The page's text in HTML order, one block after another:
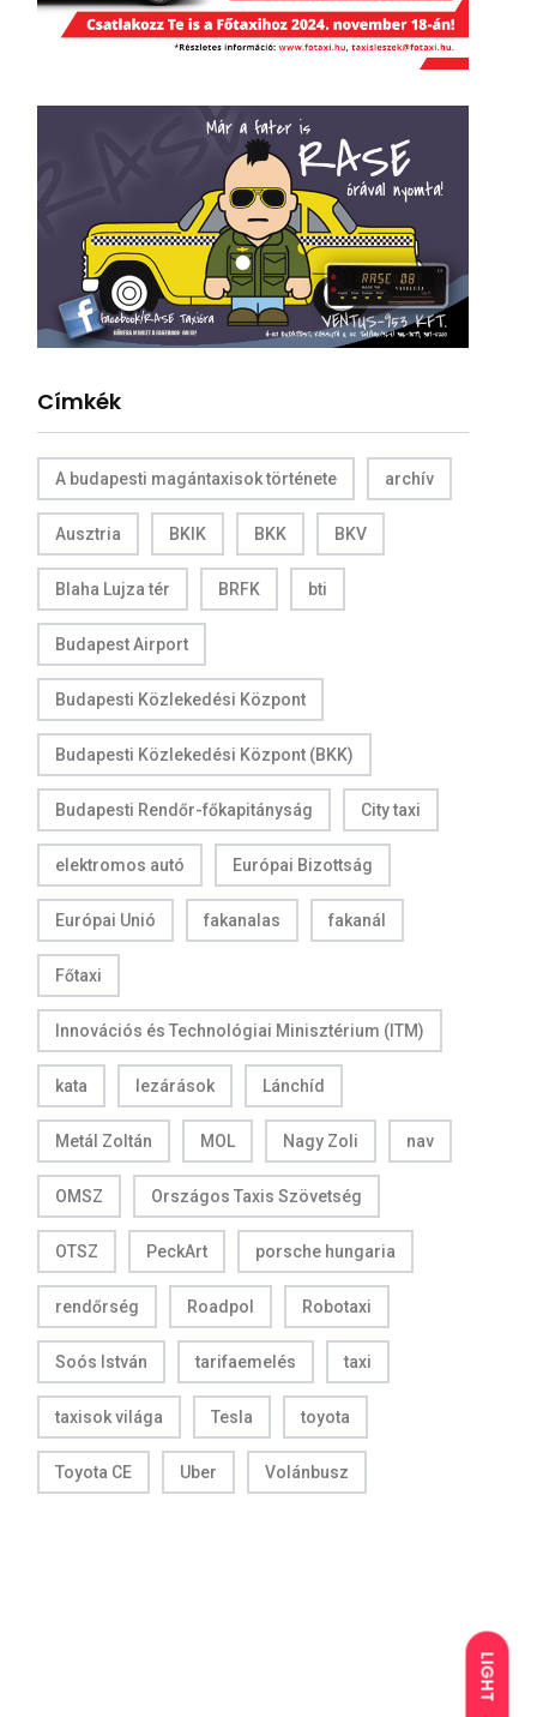
LIGHT
Címkék
A budapesti magántaxisok története archív
Ausztria BKIK BKK BKV
Blaha Lujza tér BRFK bti
Budapest Airport
Budapesti Közlekedési Központ
Budapesti Közlekedési Központ (BKK)
Budapesti Rendőr-főkapitányság City taxi
elektromos autó Európai Bizottság
Európai Unió fakanalas fakanál
Főtaxi
Innovációs és Technológiai Minisztérium (ITM)
kata lezárások Lánchíd
Metál Zoltán MOL Nagy Zoli nav
OMSZ Országos Taxis Szövetség
OTSZ PeckArt porsche hungaria
rendőrség Roadpol Robotaxi
Soós István tarifaemelés taxi
taxisok világa Tesla toyota
Toyota CE Uber Volánbusz